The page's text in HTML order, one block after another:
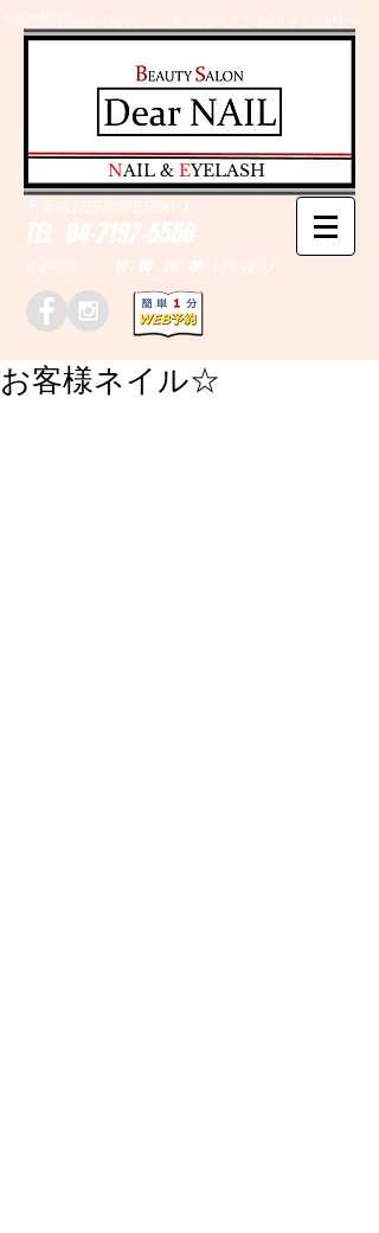
千葉県野田市のネイルサロン、まつげエクステはＤｅａｒＮAILへ
TEL 04-7197-5556
営業時間 10：00～20：00 (予約優先)
千葉県野田市野田790-1
​NAIL & EYELASH
お客様ネイル☆